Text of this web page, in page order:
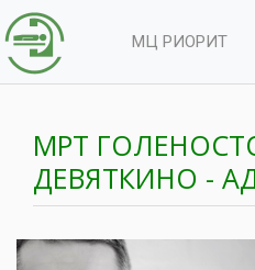
МЦ РИОРИТ
МРТ
ДЕВЯТКИНО -